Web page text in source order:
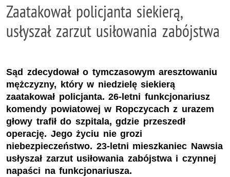
Zaatakował policjanta siekierą,
usłyszał zarzut usiłowania zabójstwa
Sąd zdecydował o tymczasowym aresztowaniu
mężczyzny, który w niedzielę siekierą
zaatakował policjanta. 26-letni funkcjonariusz
komendy powiatowej w Ropczycach z urazem
głowy trafił do szpitala, gdzie przeszedł
operację. Jego życiu nie grozi
niebezpieczeństwo. 23-letni mieszkaniec Nawsia
usłyszał zarzut usiłowania zabójstwa i czynnej
napaści na funkcjonariusza.